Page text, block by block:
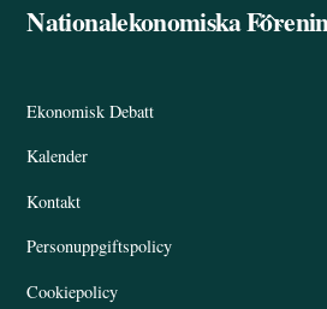
Back
Nationalekonomiska
Ekonomisk Debatt
Kalender
Kontakt
Personuppgiftspolicy
Cookiepolicy